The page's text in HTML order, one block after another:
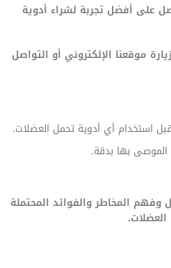
على أفضل تجربة لشراء أدوية
موقعنا الإلكتروني أو التواصل
استخدام أي أدوية تحمل العضلات.
الموصى بها بدقة.
المخاطر والفوائد المحتملة